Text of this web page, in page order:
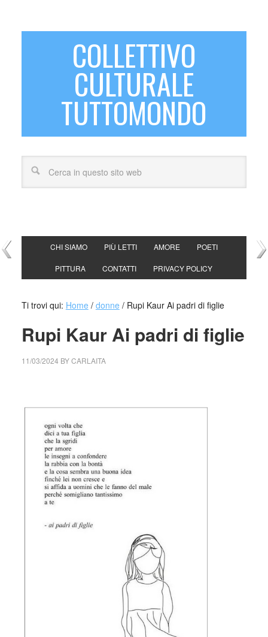
COLLETTIVO
CULTURALE
TUTTOMONDO
CHI SIAMO PIÙ LETTI AMORE POETI
PITTURA CONTATTI PRIVACY POLICY
Ti trovi qui: Home / donne /Rupi Kaur Ai padri di figlie
Rupi Kaur Ai padri di figlie
11/03/2024 BYCARLAITA